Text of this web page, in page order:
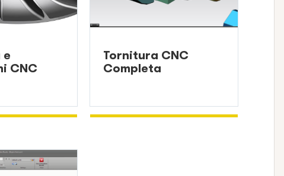
CNC
Tornitura CNC
Completa